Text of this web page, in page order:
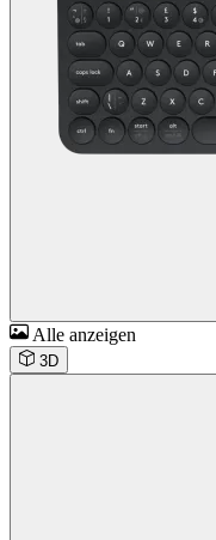
Alle anzeigen
3D